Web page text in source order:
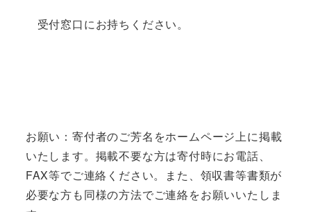
受付窓口にお持ちください。
お願い：寄付者のご芳名をホームページ上に掲載
いたします。掲載不要な方は寄付時にお電話、
FAX等でご連絡ください。また、領収書等書類が
必要な方も同様の方法でご連絡をお願いいたしま